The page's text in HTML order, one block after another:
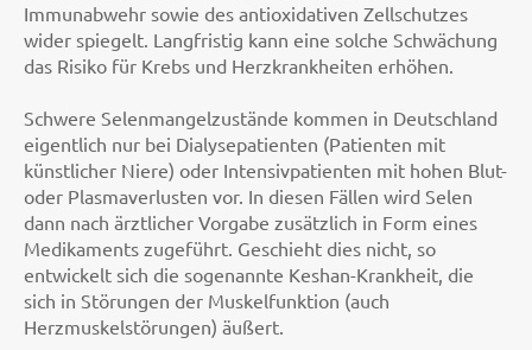
Immunabwehr sowie des antioxidativen Zellschutzes
wider spiegelt. Langfristig kann eine solche Schwächung
das Risiko für Krebs und Herzkrankheiten erhöhen.
Schwere Selenmangelzustände kommen in Deutschland
eigentlich nur bei Dialysepatienten (Patienten mit
künstlicher Niere) oder Intensivpatienten mit hohen Blut-
oder Plasmaverlusten vor. In diesen Fällen wird Selen
dann nach ärztlicher Vorgabe zusätzlich in Form eines
Medikaments zugeführt. Geschieht dies nicht, so
entwickelt sich die sogenannte Keshan-Krankheit, die
sich in Störungen der Muskelfunktion (auch
Herzmuskelstörungen) äußert.